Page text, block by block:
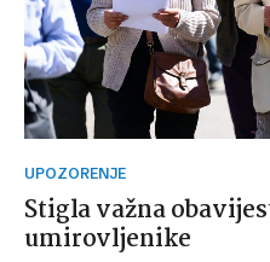
UPOZORENJE
Stigla važna
umirovljenike